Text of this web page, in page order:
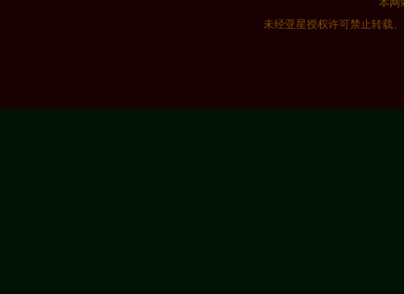
本网
未经亚星授权许可禁止转载